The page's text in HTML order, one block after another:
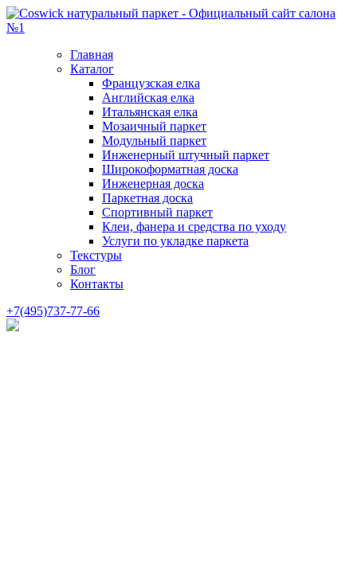
Главная
Каталог
Французская елка
Английская елка
Итальянская елка
Мозаичный паркет
Модульный паркет
Инженерный штучный паркет
Широкоформатная доска
Инженерная доска
Паркетная доска
Спортивный паркет
Клеи, фанера и средства по уходу
Услуги по укладке паркета
Текстуры
Блог
Контакты
+7(495)737-77-66